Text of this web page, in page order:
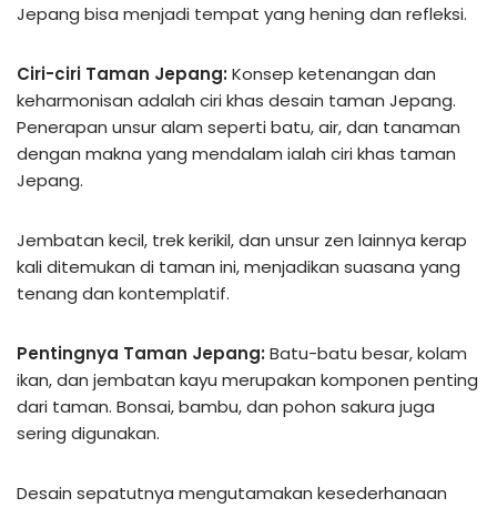
Jepang bisa menjadi tempat yang hening dan refleksi.
Ciri-ciri Taman Jepang: Konsep ketenangan dan
keharmonisan adalah ciri khas desain taman Jepang.
Penerapan unsur alam seperti batu, air, dan tanaman
dengan makna yang mendalam ialah ciri khas taman
Jepang.
Jembatan kecil, trek kerikil, dan unsur zen lainnya kerap
kali ditemukan di taman ini, menjadikan suasana yang
tenang dan kontemplatif.
Pentingnya Taman Jepang: Batu-batu besar, kolam
ikan, dan jembatan kayu merupakan komponen penting
dari taman. Bonsai, bambu, dan pohon sakura juga
sering digunakan.
Desain sepatutnya mengutamakan kesederhanaan